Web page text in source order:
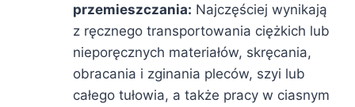
przemieszczania: Najczęściej wynikają
z ręcznego transportowania ciężkich lub
nieporęcznych materiałów, skręcania,
obracania i zginania pleców, szyi lub
całego tułowia, a także pracy w ciasnym